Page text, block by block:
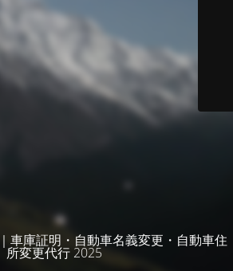
車庫証明・自動車名義変更・自動車住
所変更代行 2025